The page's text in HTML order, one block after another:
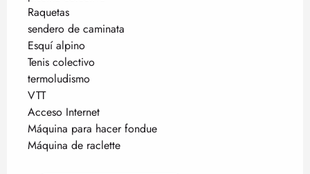
Raquetas
sendero de caminata
Esquí alpino
Tenis colectivo
termoludismo
VTT
Acceso Internet
Máquina para hacer fondue
Máquina de raclette